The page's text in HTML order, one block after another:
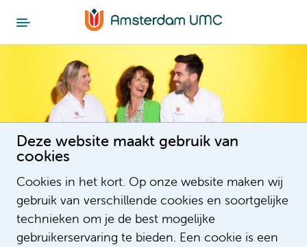
Deze website maakt gebruik van
cookies
Cookies in het kort. Op onze website maken wij
gebruik van verschillende cookies en soortgelijke
technieken om je de best mogelijke
gebruikerservaring te bieden. Een cookie is een